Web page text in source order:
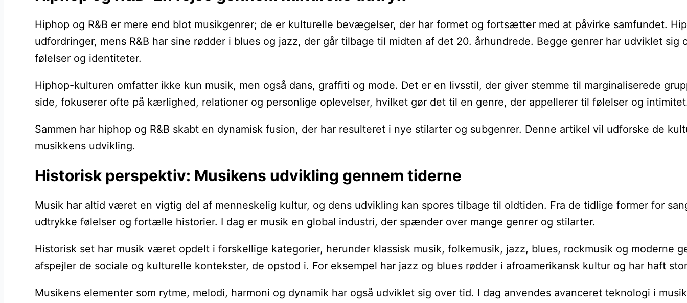
Hiphop og R&B er mere end blot musikgenrer; de er kulturelle bevægelser, der har formet og fortsætter med at påvirke samfundet.
udfordringer, mens R&B har sine rødder i blues og jazz, der går tilbage til midten af det 20. århundrede. Begge genrer har udviklet
følelser og identiteter.
Hiphop-kulturen omfatter ikke kun musik, men også dans, graffiti og mode. Det er en livsstil, der giver stemme til marginaliserede
side, fokuserer ofte på kærlighed, relationer og personlige oplevelser, hvilket gør det til en genre, der appellerer til følelser og
Sammen har hiphop og R&B skabt en dynamisk fusion, der har resulteret i nye stilarter og subgenrer. Denne artikel vil udforske de
musikkens udvikling.
Historisk perspektiv: Musikens udvikling gennem tiderne
Musik har altid været en vigtig del af menneskelig kultur, og dens udvikling kan spores tilbage til oldtiden. Fra de tidlige former for
udtrykke følelser og fortælle historier. I dag er musik en global industri, der spænder over mange genrer og stilarter.
Historisk set har musik været opdelt i forskellige kategorier, herunder klassisk musik, folkemusik, jazz, blues, rockmusik og moderne
afspejler de sociale og kulturelle kontekster, de opstod i. For eksempel har jazz og blues rødder i afroamerikansk kultur og har haft
Musikens elementer som rytme, melodi, harmoni og dynamik har også udviklet sig over tid. I dag anvendes avanceret teknologi i